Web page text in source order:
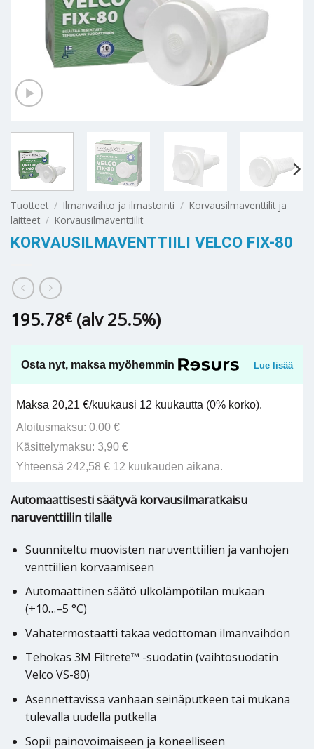
Tuotteet / Ilmanvaihto ja ilmastointi / Korvausilmaventtilit ja
laitteet / Korvausilmaventtiilit
KORVAUSILMAVENTTIILI VELCO FIX-80
195.78€ (alv 25.5%)
Osta nyt, maksa myöhemmin Lue lisää
Maksa 20,21 €/kuukausi 12 kuukautta (0% korko).
Aloitusmaksu: 0,00 €
Käsittelymaksu: 3,90 €
Yhteensä 242,58 € 12 kuukauden aikana.
Automaattisesti säätyvä korvausilmaratkaisu
naruventtiilin tilalle
Suunniteltu muovisten naruventtiilien ja vanhojen
venttiilien korvaamiseen
Automaattinen säätö ulkolämpötilan mukaan
(+10…–5 °C)
Vahatermostaatti takaa vedottoman ilmanvaihdon
Tehokas 3M Filtrete™ -suodatin (vaihtosuodatin
Velco VS-80)
Asennettavissa vanhaan seinäputkeen tai mukana
tulevalla uudella putkella
Sopii painovoimaiseen ja koneelliseen